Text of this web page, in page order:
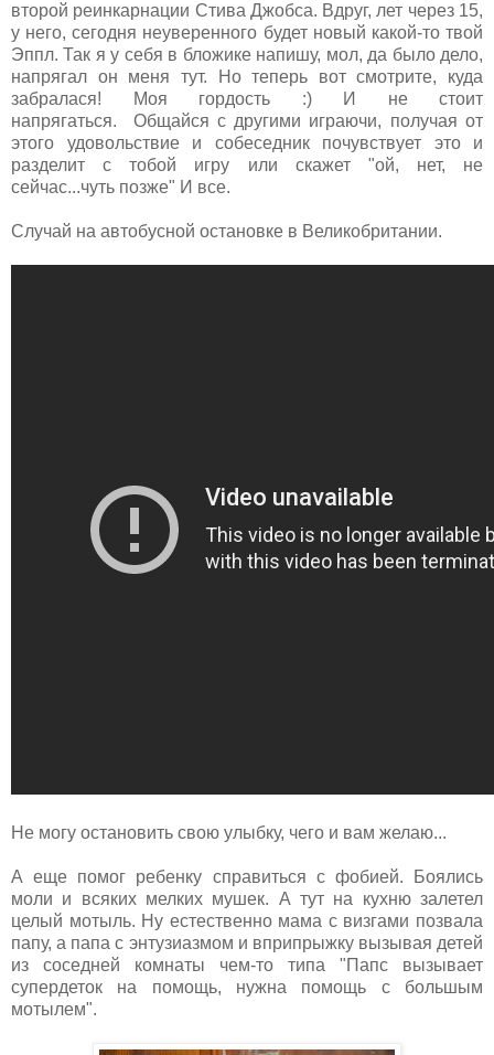
второй реинкарнации Стива Джобса. Вдруг, лет через 15,
у него, сегодня неуверенного будет новый какой-то твой
Эппл. Так я у себя в бложике напишу, мол, да было дело,
напрягал он меня тут. Но теперь вот смотрите, куда
забралася! Моя гордость :) И не стоит
напрягаться. Общайся с другими играючи, получая от
этого удовольствие и собеседник почувствует это и
разделит с тобой игру или скажет "ой, нет, не
сейчас...чуть позже" И все.
Случай на автобусной остановке в Великобритании.
Не могу остановить свою улыбку, чего и вам желаю...
А еще помог ребенку справиться с фобией. Боялись
моли и всяких мелких мушек. А тут на кухню залетел
целый мотыль. Ну естественно мама с визгами позвала
папу, а папа с энтузиазмом и вприпрыжку вызывая детей
из соседней комнаты чем-то типа "Папс вызывает
супердеток на помощь, нужна помощь с большым
мотылем".